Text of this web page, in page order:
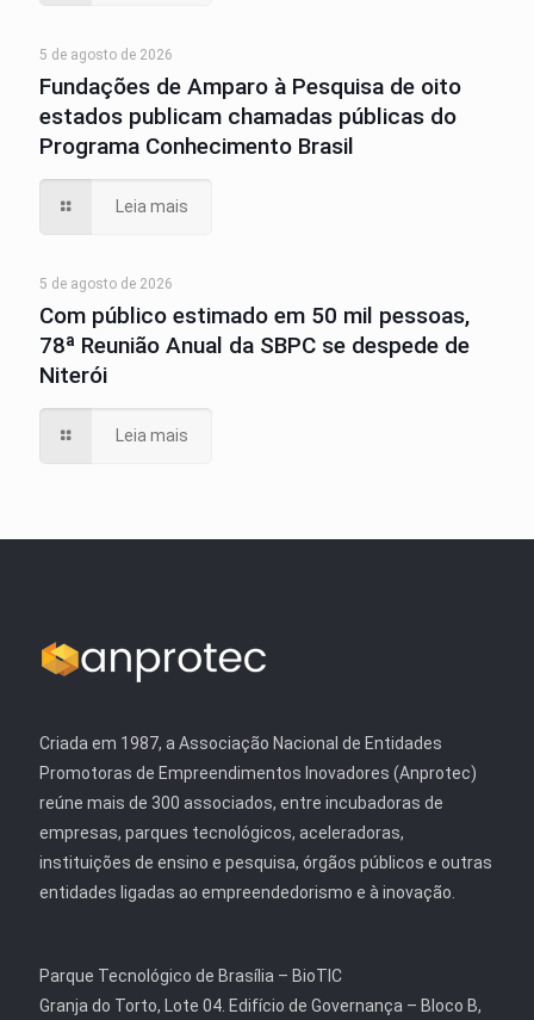
5 de agosto de 2026
Fundações de Amparo à Pesquisa de oito
estados publicam chamadas públicas do
Programa Conhecimento Brasil
Leia mais
5 de agosto de 2026
Com público estimado em 50 mil pessoas,
78ª Reunião Anual da SBPC se despede de
Niterói
Leia mais
Criada em 1987, a Associação Nacional de Entidades
Promotoras de Empreendimentos Inovadores (Anprotec)
reúne mais de 300 associados, entre incubadoras de
empresas, parques tecnológicos, aceleradoras,
instituições de ensino e pesquisa, órgãos públicos e outras
entidades ligadas ao empreendedorismo e à inovação.
Parque Tecnológico de Brasília – BioTIC
Granja do Torto, Lote 04. Edifício de Governança – Bloco B,